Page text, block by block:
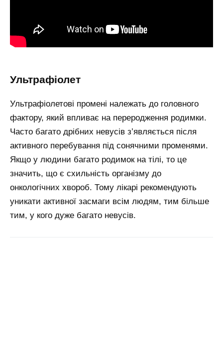
ультрафіолет
Ультрафіолетові промені належать до головного
фактору, який впливає на переродження родимки.
Часто багато дрібних невусів з’являється після
активного перебування під сонячними променями.
Якщо у людини багато родимок на тілі, то це
значить, що є схильність організму до
онкологічних хвороб. Тому лікарі рекомендують
уникати активної засмаги всім людям, тим більше
тим, у кого дуже багато невусів.